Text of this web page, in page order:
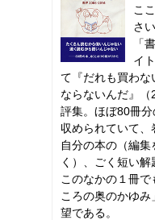
こ
さい
「
イ
て『だれも買わな
ならないんだ』
評集。ほぼ80冊
収められていて
自分の本の（編
く）、ごく短い解
このなかの１冊で
ころの奥のかゆ
望である。